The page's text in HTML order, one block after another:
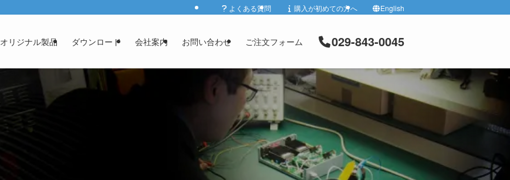
よくある質問 購入が初めての方へ English
オリジナル製品 ダウンロード 会社案内 お問い合わせ ご注文フォーム 029-843-0045